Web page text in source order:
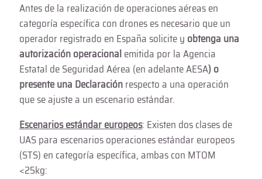
Antes de la realización de operaciones aéreas en
categoría específica con drones es necesario que un
operador registrado en España solicite y obtenga una
autorización operacionalemitida por la Agencia
Estatal de Seguridad Aérea (en adelante AESA) o
presente una Declaraciónrespecto a una operación
que se ajuste a un escenario estándar.
Escenarios estándar europeos: Existen dos clases de
UAS para escenarios operaciones estándar europeos
(STS) en categoría específica, ambas con MTOM
<25kg: